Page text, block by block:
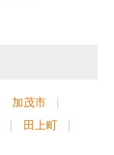
加茂市
田上町